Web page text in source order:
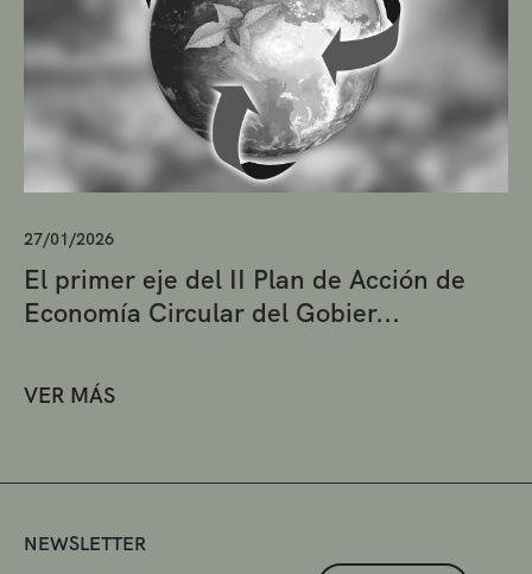
27/01/2026
El primer eje del II Plan de Acción de
Economía Circular del Gobier...
VER MÁS
NEWSLETTER